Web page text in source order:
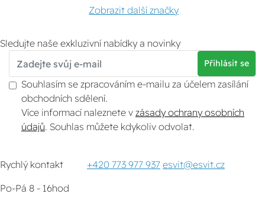
Zobrazit další značky
Sledujte naše exkluzivní nabídky a novinky
Přihlásit se
Souhlasím se zpracováním e-mailu za účelem zasílání
obchodních sdělení.
Více informací naleznete v zásady ochrany osobních
údajů . Souhlas můžete kdykoliv odvolat.
Rychlý kontakt +420 773 977 937 esvit@esvit.cz
Po-Pá 8 - 16hod